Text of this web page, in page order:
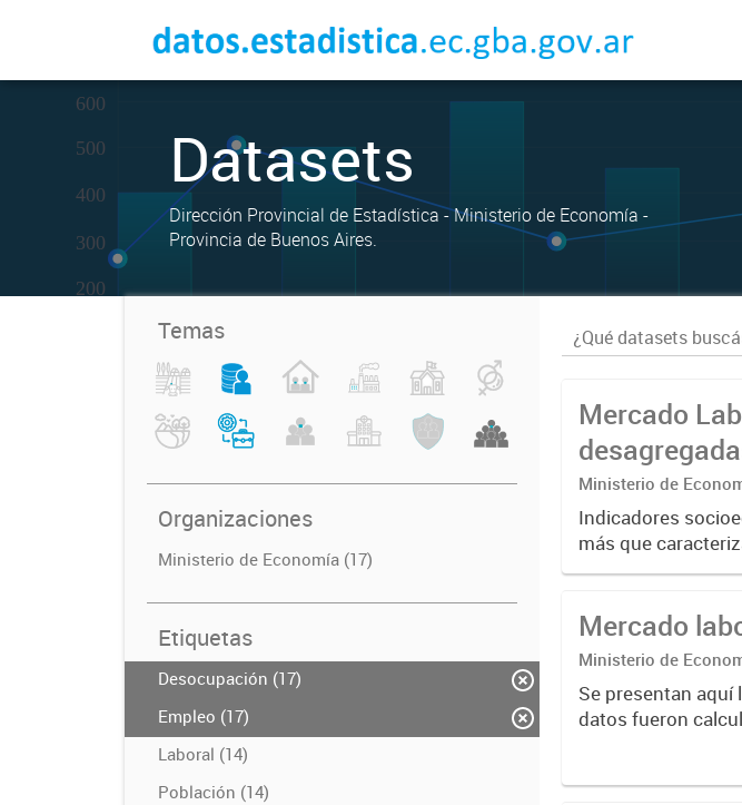
Datasets
Dirección Provincial de Estadística - Ministerio de Economía -
Provincia de Buenos Aires.
Temas
Organizaciones
Ministerio de Economía (17)
Etiquetas
Desocupación (17)
Empleo (17)
Laboral (14)
Población (14)
Mercado
Ministerio de
Estadística.
Indicadores
más que
de indicadores
Mercado
Ministerio de
Estadística.
Se presentan aquí las tasas básicas del mercado de laboral. Los
datos fueron